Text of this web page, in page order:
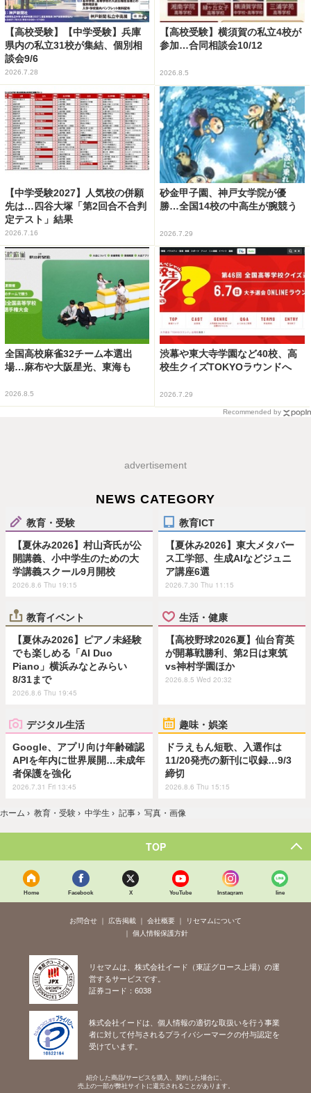
【高校受験】【中学受験】兵庫
県内の私立31校が集結、個別相
談会9/6
2026.7.28
【高校受験】横須賀の私立4校が
参加…合同相談会10/12
2026.8.5
【中学受験2027】人気校の併願
先は…四谷大塚「第2回合不合判
定テスト」結果
2026.7.16
砂金甲子園、神戸女学院が優
勝…全国14校の中高生が腕競う
2026.7.29
全国高校麻雀32チーム本選出
場…麻布や大阪星光、東海も
2026.8.5
渋幕や東大寺学園など40校、高
校生クイズTOKYOラウンドへ
2026.7.29
Recommended by
advertisement
NEWS CATEGORY
教育・受験
【夏休み2026】村山斉氏が公
開講義、小中学生のための大
学講義スクール9月開校
2026.8.6 Thu 19:15
教育ICT
【夏休み2026】東大メタバー
ス工学部、生成AIなどジュニ
ア講座6選
2026.7.30 Thu 11:15
教育イベント
【夏休み2026】ピアノ未経験
でも楽しめる「AI Duo
Piano」横浜みなとみらい
8/31まで
2026.8.6 Thu 19:45
生活・健康
【高校野球2026夏】仙台育英
が開幕戦勝利、第2日は東筑
vs神村学園ほか
2026.8.5 Wed 20:32
デジタル生活
Google、アプリ向け年齢確認
APIを年内に世界展開…未成年
者保護を強化
2026.7.31 Fri 13:45
趣味・娯楽
ドラえもん短歌、入選作は
11/20発売の新刊に収録…9/3
締切
2026.8.6 Thu 15:15
ホーム › 教育・受験 › 中学生 › 記事 › 写真・画像
TOP
Home Facebook X YouTube Instagram line
お問合せ 広告掲載 会社概要
リセマムについて
個人情報保護方針
リセマムは、株式会社イード（東証グロース上場）の運
営するサービスです。
証券コード：6038
株式会社イードは、個人情報の適切な取扱いを行う事業
者に対して付与されるプライバシーマークの付与認定を
受けています。
紹介した商品/サービスを購入、契約した場合に、
売上の一部が弊社サイトに還元されることがあります。